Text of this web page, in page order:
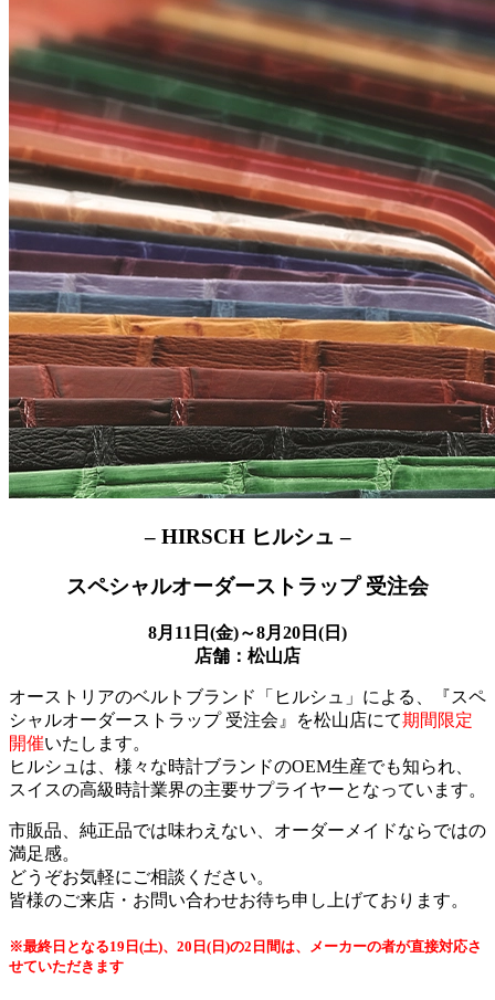
– HIRSCH ヒルシュ –
スペシャルオーダーストラップ 受注会
8月11日(金)～8月20日(日)
店舗：松山店
オーストリアのベルトブランド「ヒルシュ」による、『スペ
シャルオーダーストラップ 受注会』を松山店にて期間限定
開催いたします。
ヒルシュは、様々な時計ブランドのOEM生産でも知られ、
スイスの高級時計業界の主要サプライヤーとなっています。
市販品、純正品では味わえない、オーダーメイドならではの
満足感。
どうぞお気軽にご相談ください。
皆様のご来店・お問い合わせお待ち申し上げております。
※最終日となる19日(土)、20日(日)の2日間は、メーカーの者が直接対応さ
せていただきます